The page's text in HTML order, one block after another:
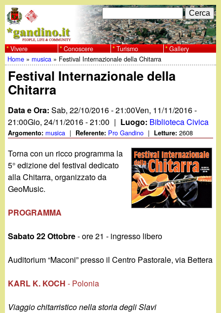
al
contenuto
principale
w
w
w
.
g
a
n
d
i
n
o
F
o
r
m
i
r
i
c
c
C
e
r
c
a
Vivere Conoscere Turismo Gallery
Tu
sei
qui
Home » musica » Festival Internazionale della Chitarra
Festival Internazionale della
Chitarra
Data e Ora:Sab, 22/10/2016 - 21:00Ven, 11/11/2016 -
21:00Gio, 24/11/2016 - 21:00 | Luogo: Biblioteca Civica
Argomento: musica | Referente: Pro Gandino | Letture:2608
Torna con un ricco programma la
5° edizione del festival dedicato
alla Chitarra, organizzato da
GeoMusic.
PROGRAMMA
Sabato 22 Ottobre- ore 21 - ingresso libero
Auditorium “Maconi” presso il Centro Pastorale, via Bettera
KARL K. KOCH - Polonia
Viaggio chitarristico nella storia degli Slavi